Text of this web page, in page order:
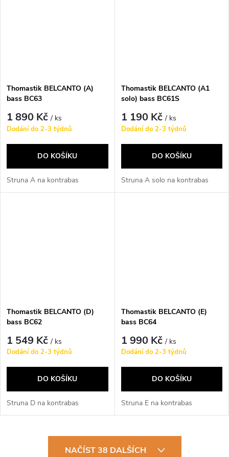
Thomastik BELCANTO (A)
bass BC63
1 890 Kč/ ks
Dodání do 2-3 týdnů
DO KOŠÍKU
Struna A na kontrabas
Thomastik BELCANTO (A1
solo) bass BC61S
1 190 Kč/ ks
Dodání do 2-3 týdnů
DO KOŠÍKU
Struna A solo na kontrabas
Thomastik BELCANTO (D)
bass BC62
1 549 Kč/ ks
Dodání do 2-3 týdnů
DO KOŠÍKU
Struna D na kontrabas
Thomastik BELCANTO (E)
bass BC64
1 990 Kč/ ks
Dodání do 2-3 týdnů
DO KOŠÍKU
Struna E na kontrabas
NAČÍST 38 DALŠÍCH